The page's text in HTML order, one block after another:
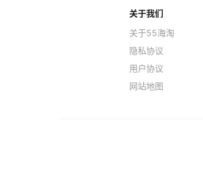
关于我们
关于55海淘
隐私协议
用户协议
网站地图